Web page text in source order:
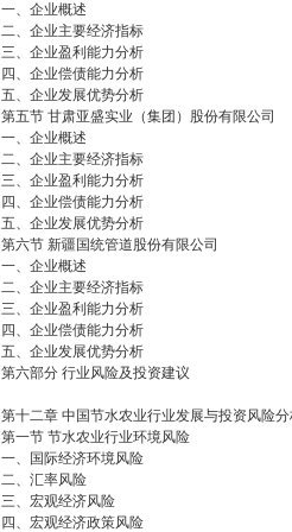
一、企业概述
二、企业主要经济指标
三、企业盈利能力分析
四、企业偿债能力分析
五、企业发展优势分析
第五节 甘肃亚盛实业（集团）股份有限公司
一、企业概述
二、企业主要经济指标
三、企业盈利能力分析
四、企业偿债能力分析
五、企业发展优势分析
第六节 新疆国统管道股份有限公司
一、企业概述
二、企业主要经济指标
三、企业盈利能力分析
四、企业偿债能力分析
五、企业发展优势分析
第六部分 行业风险及投资建议
第十二章 中国节水农业行业发展与投资风险
第一节 节水农业行业环境风险
一、国际经济环境风险
二、汇率风险
三、宏观经济风险
四、宏观经济政策风险